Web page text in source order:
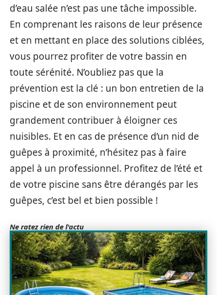
d’eau salée n’est pas une tâche impossible.
En comprenant les raisons de leur présence
et en mettant en place des solutions ciblées,
vous pourrez profiter de votre bassin en
toute sérénité. N’oubliez pas que la
prévention est la clé : un bon entretien de la
piscine et de son environnement peut
grandement contribuer à éloigner ces
nuisibles. Et en cas de présence d’un nid de
guêpes à proximité, n’hésitez pas à faire
appel à un professionnel. Profitez de l’été et
de votre piscine sans être dérangés par les
guêpes, c’est bel et bien possible !
Ne ratez rien de l'actu